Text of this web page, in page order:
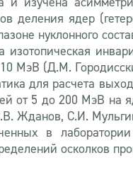
деления ядер
нуклонного
изотопическая
МэВ (Д.М.
для расчета
от 5 до 200 МэВ на
Жданов, С.И.
в
осколков